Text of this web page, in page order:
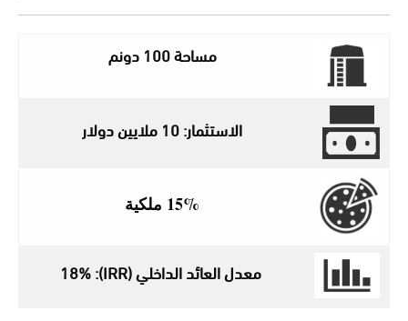
مساحة 100 دونم
الاستثمار: 10 ملايين دولار
15% ملكية
معدل العائد الداخلي (IRR): 18%